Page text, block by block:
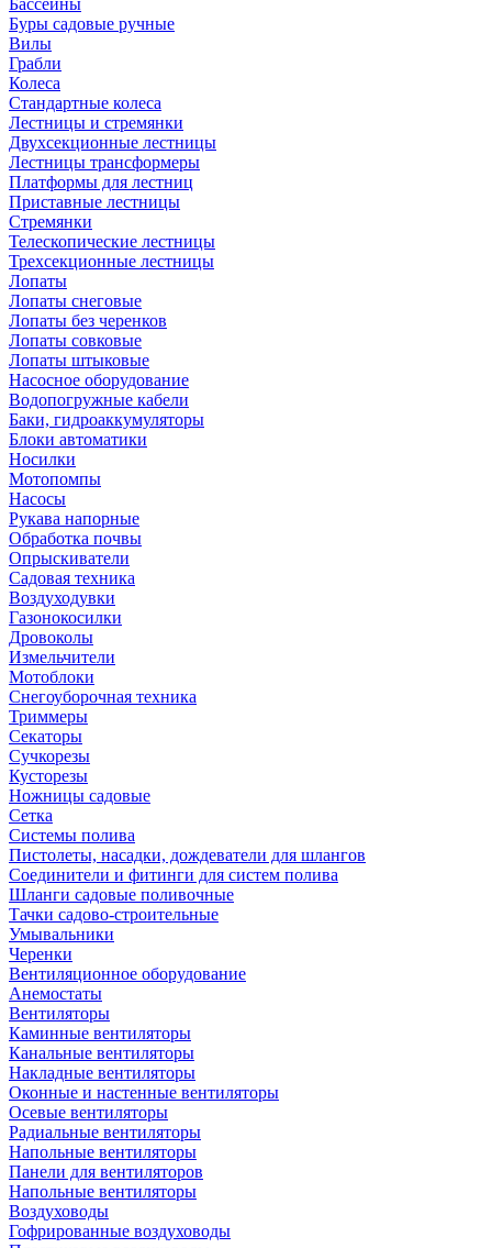
Бассейны
Буры садовые ручные
Вилы
Грабли
Колеса
Стандартные колеса
Лестницы и стремянки
Двухсекционные лестницы
Лестницы трансформеры
Платформы для лестниц
Приставные лестницы
Стремянки
Телескопические лестницы
Трехсекционные лестницы
Лопаты
Лопаты снеговые
Лопаты без черенков
Лопаты совковые
Лопаты штыковые
Насосное оборудование
Водопогружные кабели
Баки, гидроаккумуляторы
Блоки автоматики
Носилки
Мотопомпы
Насосы
Рукава напорные
Обработка почвы
Опрыскиватели
Садовая техника
Воздуходувки
Газонокосилки
Дровоколы
Измельчители
Мотоблоки
Снегоуборочная техника
Триммеры
Секаторы
Сучкорезы
Кусторезы
Ножницы садовые
Сетка
Системы полива
Пистолеты, насадки, дождеватели для шлангов
Соединители и фитинги для систем полива
Шланги садовые поливочные
Тачки садово-строительные
Умывальники
Черенки
Вентиляционное оборудование
Анемостаты
Вентиляторы
Каминные вентиляторы
Канальные вентиляторы
Накладные вентиляторы
Оконные и настенные вентиляторы
Осевые вентиляторы
Радиальные вентиляторы
Напольные вентиляторы
Панели для вентиляторов
Напольные вентиляторы
Воздуховоды
Гофрированные воздуховоды